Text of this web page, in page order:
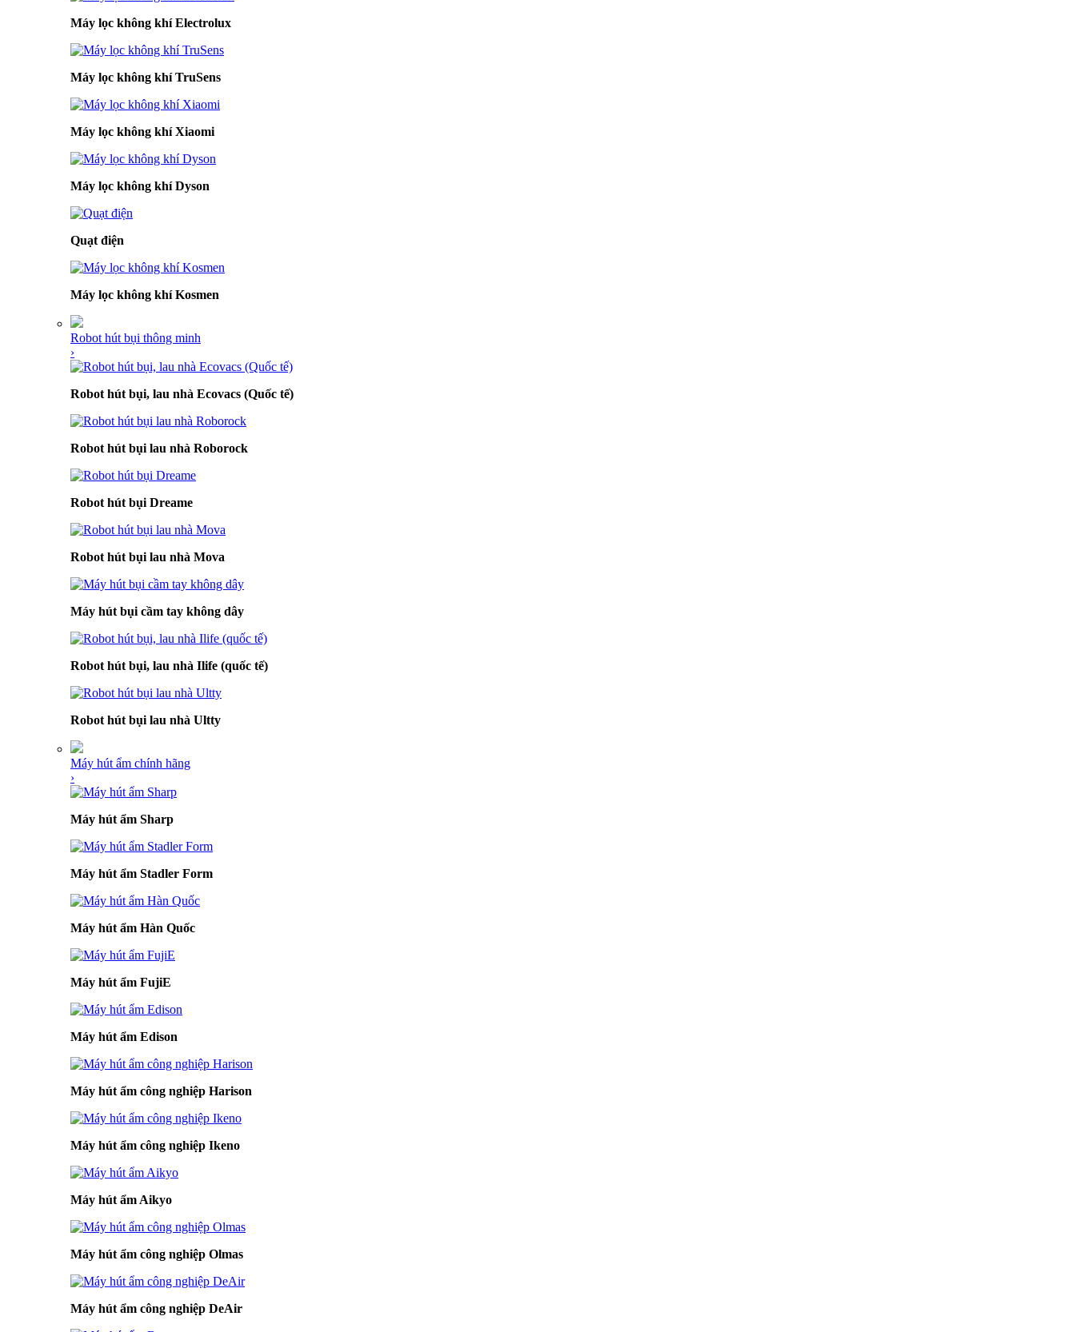
Máy lọc không khí Electrolux
Máy lọc không khí TruSens
Máy lọc không khí Xiaomi
Máy lọc không khí Dyson
Quạt điện
Máy lọc không khí Kosmen
Robot hút bụi thông minh
›
Robot hút bụi, lau nhà Ecovacs (Quốc tế)
Robot hút bụi lau nhà Roborock
Robot hút bụi Dreame
Robot hút bụi lau nhà Mova
Máy hút bụi cầm tay không dây
Robot hút bụi, lau nhà Ilife (quốc tế)
Robot hút bụi lau nhà Ultty
Máy hút ẩm chính hãng
›
Máy hút ẩm Sharp
Máy hút ẩm Stadler Form
Máy hút ẩm Hàn Quốc
Máy hút ẩm FujiE
Máy hút ẩm Edison
Máy hút ẩm công nghiệp Harison
Máy hút ẩm công nghiệp Ikeno
Máy hút ẩm Aikyo
Máy hút ẩm công nghiệp Olmas
Máy hút ẩm công nghiệp DeAir